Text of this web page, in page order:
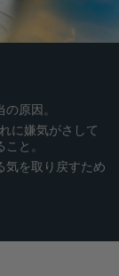
原因。
に嫌気がさして
と。
気を取り戻すため